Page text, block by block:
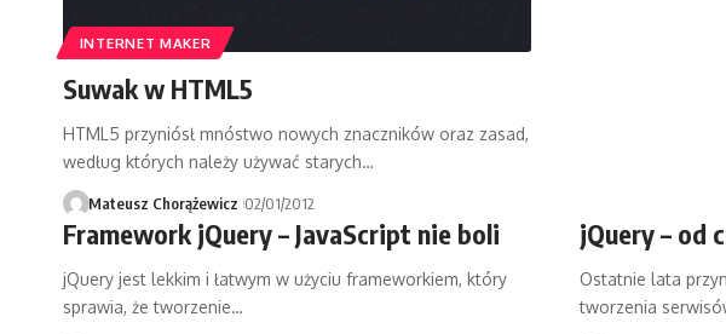
INTERNET MAKER
Suwak w HTML5
HTML5 przyniósł mnóstwo nowych znaczników oraz zasad,
według których należy używać starych…
Mateusz Chorążewicz 02/01/2012
Framework jQuery – JavaScript nie boli
jQuery jest lekkim i łatwym w użyciu frameworkiem, który
sprawia, że tworzenie…
jQuery – od
Ostatnie lata
tworzenia